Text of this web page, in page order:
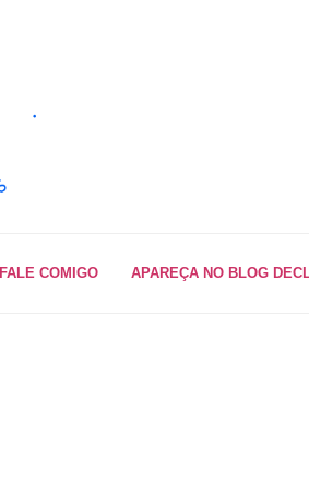
FALE COMIGO APAREÇA NO BLOG